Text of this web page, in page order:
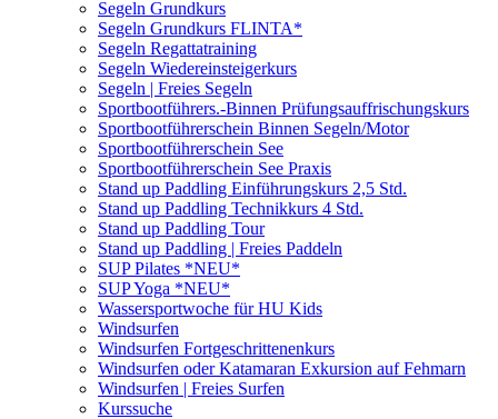
Segeln Grundkurs
Segeln Grundkurs FLINTA*
Segeln Regattatraining
Segeln Wiedereinsteigerkurs
Segeln | Freies Segeln
Sportbootführers.-Binnen Prüfungsauffrischungskurs
Sportbootführerschein Binnen Segeln/Motor
Sportbootführerschein See
Sportbootführerschein See Praxis
Stand up Paddling Einführungskurs 2,5 Std.
Stand up Paddling Technikkurs 4 Std.
Stand up Paddling Tour
Stand up Paddling | Freies Paddeln
SUP Pilates *NEU*
SUP Yoga *NEU*
Wassersportwoche für HU Kids
Windsurfen
Windsurfen Fortgeschrittenenkurs
Windsurfen oder Katamaran Exkursion auf Fehmarn
Windsurfen | Freies Surfen
Kurssuche